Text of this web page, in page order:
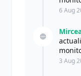
6 Aug
3 Aug